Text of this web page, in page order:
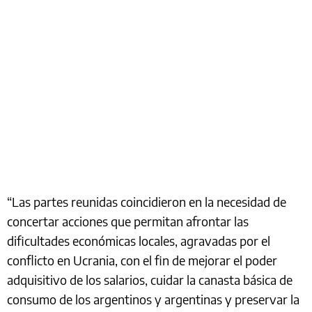
“Las partes reunidas coincidieron en la necesidad de
concertar acciones que permitan afrontar las
dificultades económicas locales, agravadas por el
conflicto en Ucrania, con el fin de mejorar el poder
adquisitivo de los salarios, cuidar la canasta básica de
consumo de los argentinos y argentinas y preservar la